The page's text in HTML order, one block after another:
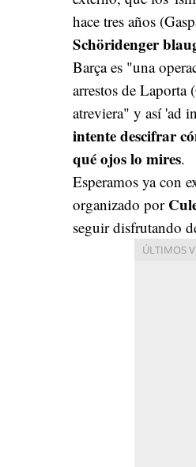
hace tres años
Schöridenger
Barça es "una
arrestos de Laporta
atreviera" y así 'ad
intente descifrar
qué ojos lo mires.
Esperamos ya con
organizado por
seguir disfrutando